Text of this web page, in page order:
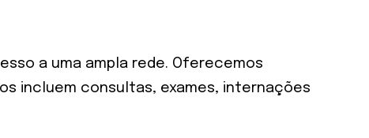
a uma ampla rede. Oferecemos
incluem consultas, exames, internações